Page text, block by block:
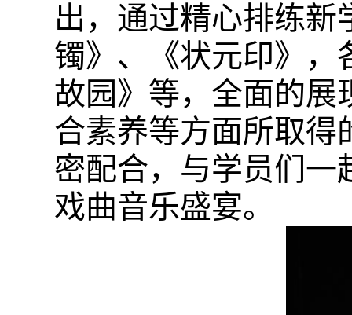
出，通过精心排练
镯》、《状元印》，
故园》等，全面的展
合素养等方面所取得
密配合，与学员们一
戏曲音乐盛宴。